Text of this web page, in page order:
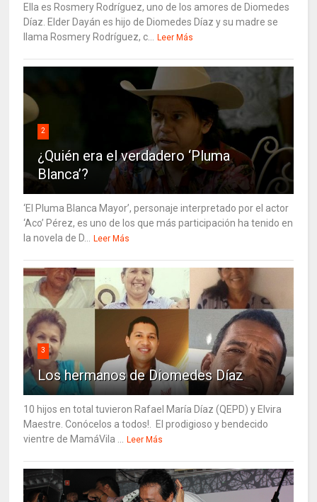
Ella es Rosmery Rodríguez, uno de los amores de Diomedes
Díaz. Elder Dayán es hijo de Diomedes Díaz y su madre se
llama Rosmery Rodríguez, c...
Leer Más
2
¿Quién era el verdadero ‘Pluma
Blanca’?
‘El Pluma Blanca Mayor’, personaje interpretado por el actor
‘Aco’ Pérez, es uno de los que más participación ha tenido en
la novela de D...
Leer Más
3
Los hermanos de Diomedes Díaz
10 hijos en total tuvieron Rafael María Díaz (QEPD) y Elvira
Maestre. Conócelos a todos!. El prodigioso y bendecido
vientre de MamáVila ...
Leer Más